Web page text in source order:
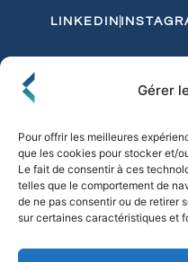
Gérer
Pour offrir les meilleures
que les cookies pour stocker et/
Le fait de consentir à ces
telles que le comportement de
de ne pas consentir ou de retirer
sur certaines caractéristiques et
LINKEDIN
Politique de Confidentialité
© 2026 FLO &